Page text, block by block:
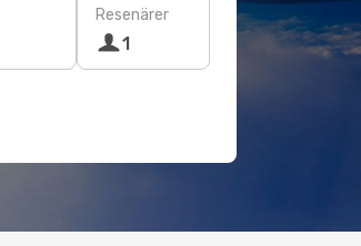
Resenärer
1